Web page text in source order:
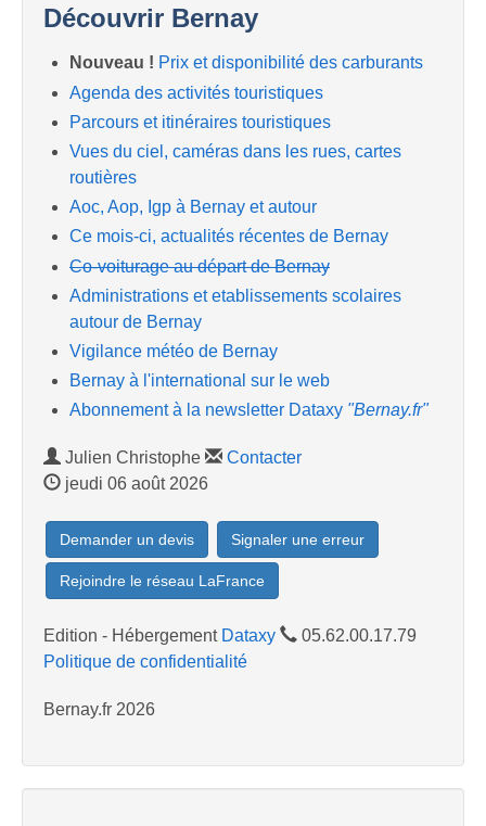
Découvrir Bernay
Nouveau ! Prix et disponibilité des carburants
Agenda des activités touristiques
Parcours et itinéraires touristiques
Vues du ciel, caméras dans les rues, cartes
routières
Aoc, Aop, Igp à Bernay et autour
Ce mois-ci, actualités récentes de Bernay
Co-voiturage au départ de Bernay
Administrations et etablissements scolaires
autour de Bernay
Vigilance météo de Bernay
Bernay à l'international sur le web
Abonnement à la newsletter Dataxy "Bernay.fr"
Julien Christophe
Contacter
jeudi 06 août 2026
Demander un devis Signaler une erreur
Rejoindre le réseau LaFrance
Edition - Hébergement Dataxy
05.62.00.17.79
Politique de confidentialité
Bernay.fr 2026